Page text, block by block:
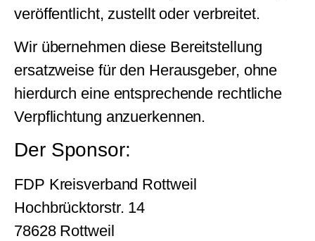
veröffentlicht, zustellt oder verbreitet.
Wir übernehmen diese Bereitstellung
ersatzweise für den Herausgeber, ohne
hierdurch eine entsprechende rechtliche
Verpflichtung anzuerkennen.
Der Sponsor:
FDP Kreisverband Rottweil
Hochbrücktorstr. 14
78628 Rottweil